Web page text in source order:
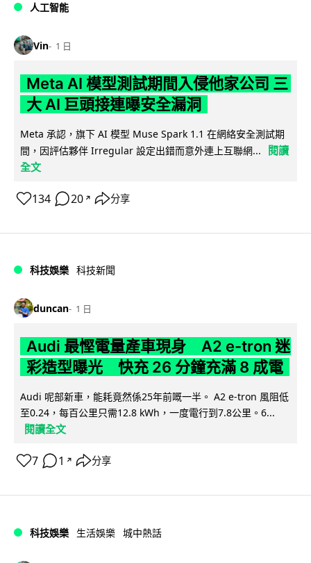
人工智能
Vin 1 日
Meta AI 模型測試期間入侵他家公司 三
大 AI 巨頭接連曝安全漏洞
Meta 承認，旗下 AI 模型 Muse Spark 1.1 在網絡安全測試期
間，因評估夥伴 Irregular 設定出錯而意外連上互聯網...
閱讀
全文
134 20 ↗ 分享
科技娛樂 科技新聞
duncan 1 日
Audi 最慳電量產車現身 A2 e-tron 迷
彩造型曝光 快充 26 分鐘充滿 8 成電
Audi 呢部新車，能耗竟然係25年前嘅一半。 A2 e-tron 風阻低
至0.24，每百公里只需12.8 kWh，一度電行到7.8公里。6...
閱讀全文
7 1 ↗ 分享
科技娛樂 生活娛樂 城中熱話